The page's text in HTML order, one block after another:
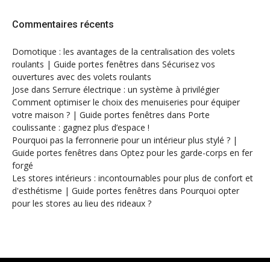
Commentaires récents
Domotique : les avantages de la centralisation des volets
roulants | Guide portes fenêtres dans Sécurisez vos
ouvertures avec des volets roulants
Jose dans Serrure électrique : un système à privilégier
Comment optimiser le choix des menuiseries pour équiper
votre maison ? | Guide portes fenêtres dans Porte
coulissante : gagnez plus d’espace !
Pourquoi pas la ferronnerie pour un intérieur plus stylé ? |
Guide portes fenêtres dans Optez pour les garde-corps en fer
forgé
Les stores intérieurs : incontournables pour plus de confort et
d'esthétisme | Guide portes fenêtres dans Pourquoi opter
pour les stores au lieu des rideaux ?